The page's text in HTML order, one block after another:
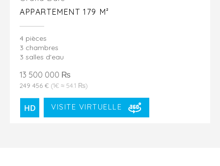
APPARTEMENT 179 M²
4 pièces
3 chambres
3 salles d'eau
13 500 000 ₨
249 456 € (1€ ≈ 54.1 ₨)
VISITE VIRTUELLE